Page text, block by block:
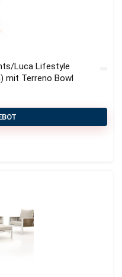
Luca Lifestyle
mit Terreno Bowl